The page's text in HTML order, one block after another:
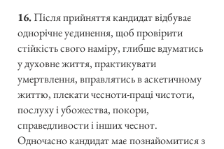
16.Після прийняття кандидат відбуває
однорічне уєдинення, щоб провірити
стійкість свого наміру, глибше вдуматись
у духовне життя, практикувати
умертвлення, вправлятись в аскетичному
життю, плекати чесноти-праці чистоти,
послуху і убожества, покори,
справедливости і інших чеснот.
Одночасно кандидат має познайомитися з